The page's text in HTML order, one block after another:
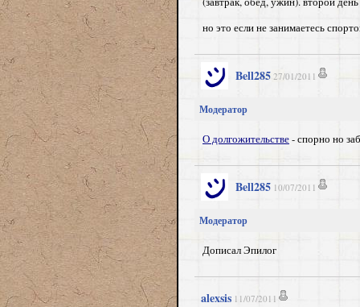
но это если не занимаетесь
Bell285 27/01/2011
Модератор
О долгожительстве- спорно но
Bell285 10/07/2011
Модератор
Дописал Эпилог
alexsis 11/07/2011